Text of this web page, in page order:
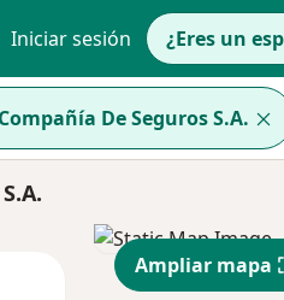
Iniciar sesión ¿Eres un
De Seguros S.A.
Mar
Ampliar mapa